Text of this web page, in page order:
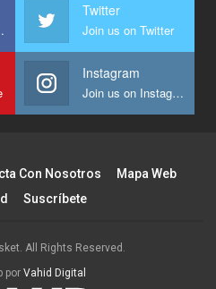
Twitter
Join us on Twitter
Instagram
Join us on Instagram
Con Nosotros
Mapa Web
Suscríbete
All Rights Reserved.
por Vahid Digital